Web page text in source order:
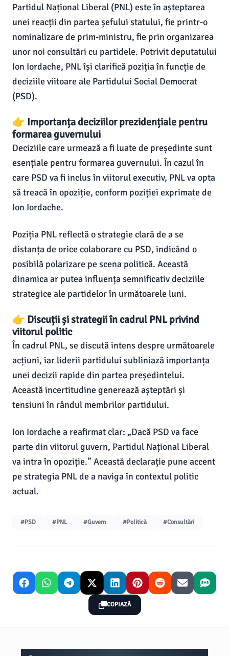
Partidul Național Liberal (PNL) este în așteptarea
unei reacții din partea șefului statului, fie printr-o
nominalizare de prim-ministru, fie prin organizarea
unor noi consultări cu partidele. Potrivit deputatului
Ion Iordache, PNL își clarifică poziția în funcție de
deciziile viitoare ale Partidului Social Democrat
(PSD).
👉 Importanța deciziilor prezidențiale pentru
formarea guvernului
Deciziile care urmează a fi luate de președinte sunt
esențiale pentru formarea guvernului. În cazul în
care PSD va fi inclus în viitorul executiv, PNL va opta
să treacă în opoziție, conform poziției exprimate de
Ion Iordache.
Poziția PNL reflectă o strategie clară de a se
distanța de orice colaborare cu PSD, indicând o
posibilă polarizare pe scena politică. Această
dinamica ar putea influența semnificativ deciziile
strategice ale partidelor în următoarele luni.
👉 Discuții și strategii în cadrul PNL privind
viitorul politic
În cadrul PNL, se discută intens despre următoarele
acțiuni, iar liderii partidului subliniază importanța
unei decizii rapide din partea președintelui.
Această incertitudine generează așteptări și
tensiuni în rândul membrilor partidului.
Ion Iordache a reafirmat clar: „Dacă PSD va face
parte din viitorul guvern, Partidul Național Liberal
va intra în opoziție.” Această declarație pune accent
pe strategia PNL de a naviga în contextul politic
actual.
#PSD #PNL #Guvern #Politică #Consultări
COPIAZĂ